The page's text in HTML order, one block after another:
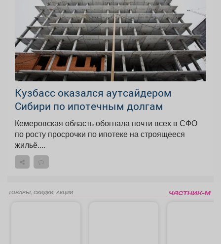
Кузбасс оказался аутсайдером
Сибири по ипотечным долгам
Кемеровская область обогнала почти всех в СФО
по росту просрочки по ипотеке на строящееся
жильё....
ТОВАРЫ, СКИДКИ, АКЦИИ